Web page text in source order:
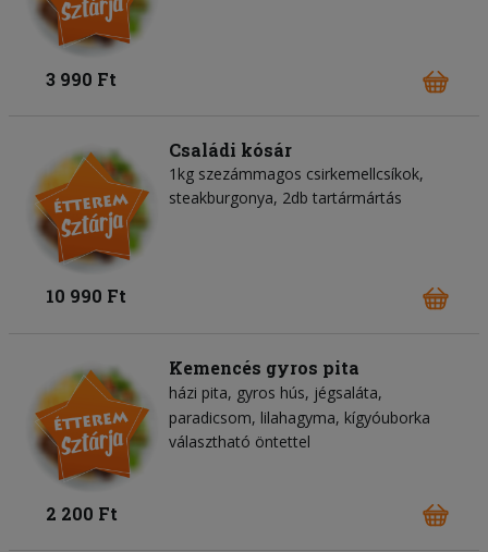
3 990 Ft
Családi kósár
1kg szezámmagos csirkemellcsíkok,
steakburgonya, 2db tartármártás
10 990 Ft
Kemencés gyros pita
házi pita gyros hús jégsaláta
paradicsom lilahagyma kígyóuborka
választható öntettel
2 200 Ft